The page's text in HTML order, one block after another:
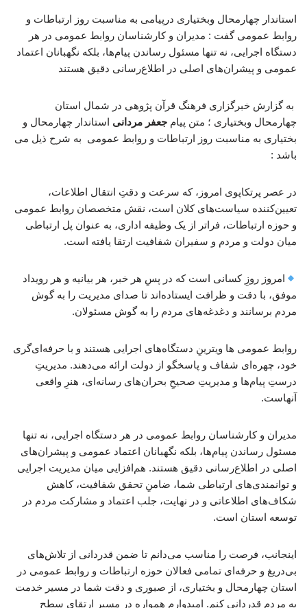
استاندار چهارمحال وبختیاری درپیامی به مناسبت روز ارتباطات و
روابط عمومی گفت : مدیران و کارشناسان روابط عمومی در هر
دستگاه اجرایی، نه تنها مسئول رساندن پیام‌ها، بلکه نگهبانان اعتماد
عمومی و پیشران‌های اصلی در اطلاع‌رسانی دقیق هستند
به گزارش خبرگزاری فرهنگ قرآن پژوهی در شمال استان
چهارمحال وبختیاری ؛ متن پیام جعفر مردانی استاندار چهارمحال و
بختیاری به مناسبت روز ارتباطات و روابط عمومی به شرح ذیل می
باشد :
در عصر پرتکاپوی امروز، که سرعت و دقتِ انتقال اطلاعات،
تعیین‌کننده سیاست‌های کلان است، نقش متخصصان روابط عمومی
و حوزه ارتباطات، فراتر از یک وظیفه اداری، به عنوان پل ارتباطی
میان دولت و مردم و سفیران شفافیت ارتقا یافته است.
امروز روزِ کسانی است که در پسِ هر خبر، هر بیانیه و هر رویداد
موفق، با دقت و ظرافت ایستاده‌اند تا صدای مدیریت را به گوش
مردم برسانند و دغدغه‌های مردم را به گوش مسئولان.
روابط عمومی ها ویترینِ دستگاه‌های اجرایی هستند و با حرفه‌ای‌گری
خود، چهره‌ای شفاف و پاسخگو از دولت ارائه می‌دهند. مدیریتِ
درستِ پیام‌ها و مدیریتِ صحیحِ بحران‌های رسانه‌ای، هنرِ واقعی
آنهاست.
مدیران و کارشناسان روابط عمومی در هر دستگاه اجرایی، نه تنها
مسئول رساندن پیام‌ها، بلکه نگهبانان اعتماد عمومی و پیشران‌های
اصلی در اطلاع‌رسانی دقیق هستند. هم‌افزایی میان مدیریت اجرایی
و توانمندی‌های ارتباطی شما، ضامنِ تحقق شفافیت، کاهش
شکاف‌های اطلاعاتی و در نهایت، جلب اعتماد و مشارکت مردم در
توسعه استان است.
اینجانب، فرصت را مناسب می‌دانم تا ضمن قدردانی از تلاش‌های
بی‌دریغ و حرفه‌ای تمامی فعالان حوزه ارتباطات و روابط عمومی در
استان چهارمحال و بختیاری، از صبوری و دقت شما در مسیر خدمت
به مردم قدردانی کنم. امیدوارم همواره در مسیر ارتقای سطح